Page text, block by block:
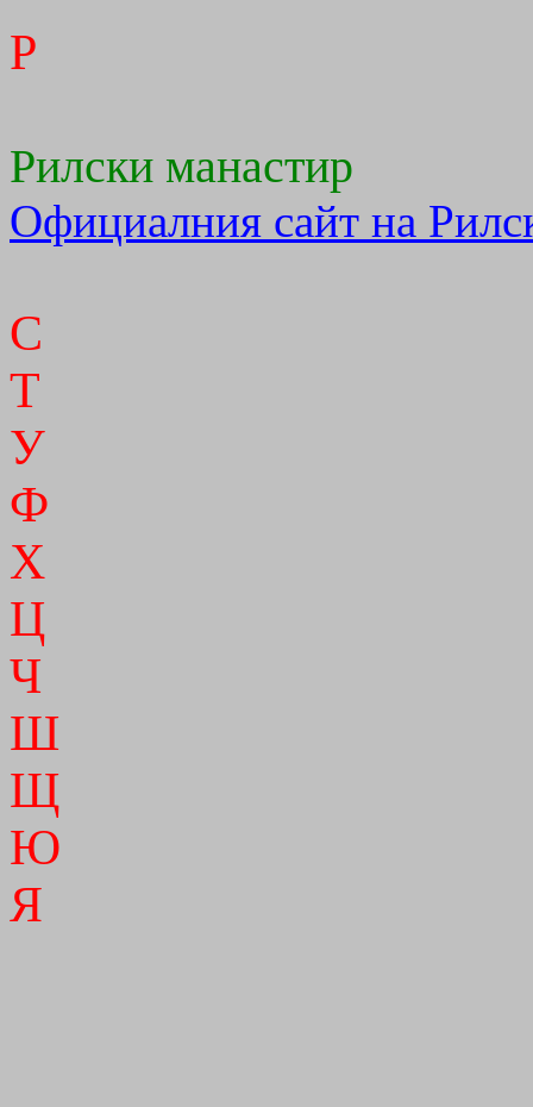
Р
Рилски манастир
Официалния сайт на
С
Т
У
Ф
Х
Ц
Ч
Ш
Щ
Ю
Я